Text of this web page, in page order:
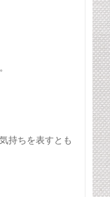
持ちを表すとも